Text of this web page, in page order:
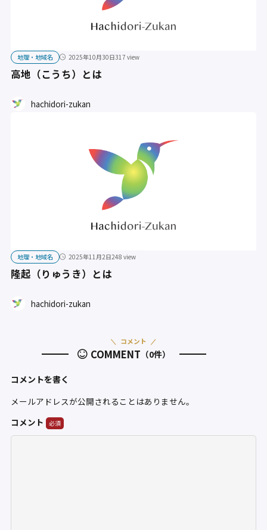
地理・地域名 2025年10月30日317 view
高地（こうち）とは
hachidori-zukan
地理・地域名 2025年11月2日248 view
隆起（りゅうき）とは
hachidori-zukan
COMMENT （0件）
コメント
コメントを書く
メールアドレスが公開されることはありません。
コメント